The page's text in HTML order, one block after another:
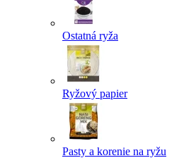
Ostatná ryža
Ryžový papier
Pasty a korenie na ryžu